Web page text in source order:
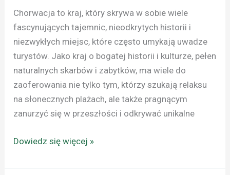
Chorwacja to kraj, który skrywa w sobie wiele
fascynujących tajemnic, nieodkrytych historii i
niezwykłych miejsc, które często umykają uwadze
turystów. Jako kraj o bogatej historii i kulturze, pełen
naturalnych skarbów i zabytków, ma wiele do
zaoferowania nie tylko tym, którzy szukają relaksu
na słonecznych plażach, ale także pragnącym
zanurzyć się w przeszłości i odkrywać unikalne
Dowiedz się więcej »